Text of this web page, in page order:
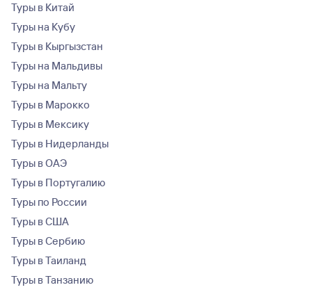
Туры в Китай
Туры на Кубу
Туры в Кыргызстан
Туры на Мальдивы
Туры на Мальту
Туры в Марокко
Туры в Мексику
Туры в Нидерланды
Туры в ОАЭ
Туры в Португалию
Туры по России
Туры в США
Туры в Сербию
Туры в Таиланд
Туры в Танзанию